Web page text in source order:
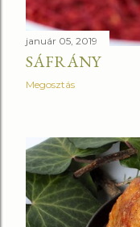
január 05, 2019
SÁFRÁNY
Megosztás